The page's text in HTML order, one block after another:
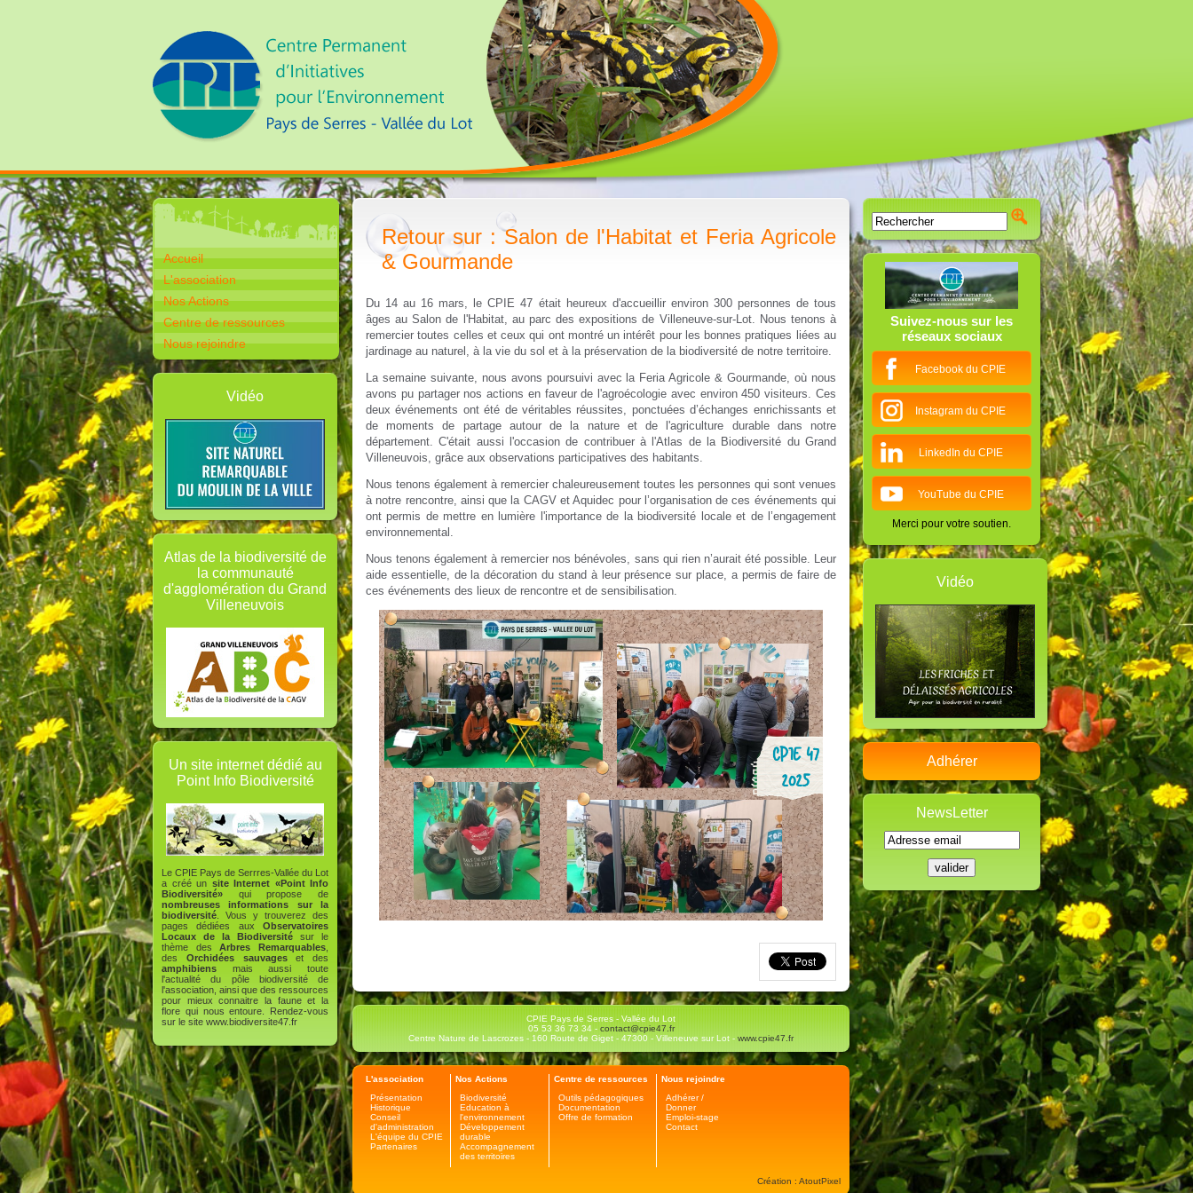
Accueil
L'association
Nos Actions
Centre de ressources
Nous rejoindre
Vidéo
Atlas de la biodiversité de
la communauté
d'agglomération du Grand
Villeneuvois
Un site internet dédié au
Point Info Biodiversité
Le CPIE Pays de Serrres-Vallée du Lot
a créé un site Internet «Point Info
Biodiversité» qui propose de
nombreuses informations sur la
biodiversité . Vous y trouverez des
pages dédiées aux Observatoires
Locaux de la Biodiversité sur le
thème desArbres Remarquables
des Orchidées sauvageset des
amphibiens mais aussi toute
l'actualité du pôle biodiversité de
l'association, ainsi que des ressources
pour mieux connaitre la faune et la
flore qui nous entoure. Rendez-vous
sur le site www.biodiversite47.fr
Retour sur : Salon de l'Habitat et Feria Agricole
& Gourmande
Du 14 au 16 mars, le CPIE 47 était heureux d'accueillir environ 300 personnes de tous
âges au Salon de l'Habitat, au parc des expositions de Villeneuve-sur-Lot. Nous tenons à
remercier toutes celles et ceux qui ont montré un intérêt pour les bonnes pratiques liées au
jardinage au naturel, à la vie du sol et à la préservation de la biodiversité de notre territoire.
La semaine suivante, nous avons poursuivi avec la Feria Agricole & Gourmande, où nous
avons pu partager nos actions en faveur de l'agroécologie avec environ 450 visiteurs. Ces
deux événements ont été de véritables réussites, ponctuées d’échanges enrichissants et
de moments de partage autour de la nature et de l'agriculture durable dans notre
département. C'était aussi l'occasion de contribuer à l'Atlas de la Biodiversité du Grand
Villeneuvois, grâce aux observations participatives des habitants.
Nous tenons également à remercier chaleureusement toutes les personnes qui sont venues
à notre rencontre, ainsi que la CAGV et Aquidec pour l’organisation de ces événements qui
ont permis de mettre en lumière l'importance de la biodiversité locale et de l’engagement
environnemental.
Nous tenons également à remercier nos bénévoles, sans qui rien n’aurait été possible. Leur
aide essentielle, de la décoration du stand à leur présence sur place, a permis de faire de
ces événements des lieux de rencontre et de sensibilisation.
CPIE Pays de Serres - Vallée du Lot
05 53 36 73 34 - contact@cpie47.fr
Centre Nature de Lascrozes - 160 Route de Giget - 47300 - Villeneuve sur Lot - www.cpie47.fr
L'association
Présentation
Historique
Conseil
d'administration
L'équipe du CPIE
Partenaires
Nos Actions
Biodiversité
Education à
l'environnement
Développement
durable
Accompagnement
des territoires
Centre de ressources
Outils pédagogiques
Documentation
Offre de formation
Nous rejoindre
Adhérer /
Donner
Emploi-stage
Contact
Création : AtoutPixel
Suivez-nous sur les
réseaux sociaux
Facebook du CPIE
Instagram du CPIE
LinkedIn du CPIE
YouTube du CPIE
Merci pour votre soutien.
Vidéo
Adhérer
NewsLetter